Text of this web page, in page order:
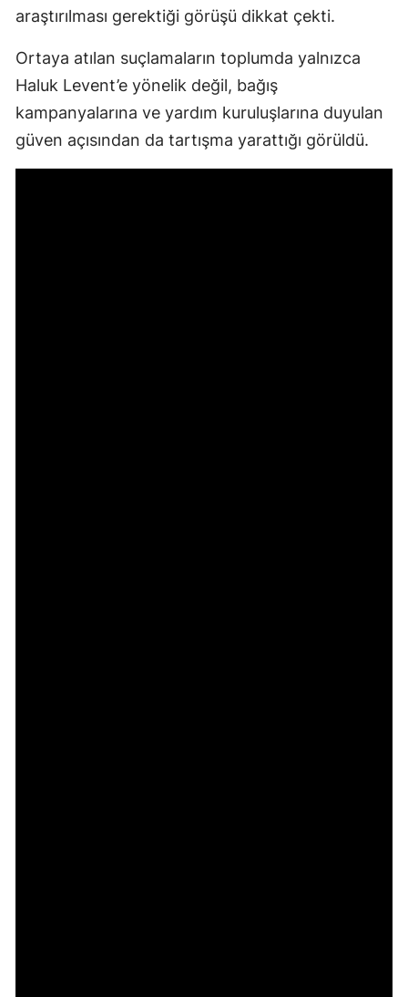
araştırılması gerektiği görüşü dikkat çekti.
Ortaya atılan suçlamaların toplumda yalnızca
Haluk Levent’e yönelik değil, bağış
kampanyalarına ve yardım kuruluşlarına duyulan
güven açısından da tartışma yarattığı görüldü.